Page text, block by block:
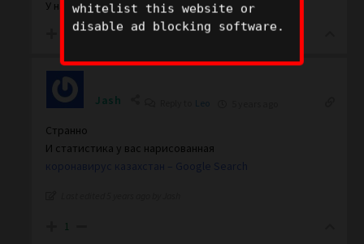
У нас и переболевших вакцинируют.
Jash Leo
Странно
И статистика у вас нарисованная
коронавирус казахстан – Google Search
1
whitelist this website or
disable ad blocking software.